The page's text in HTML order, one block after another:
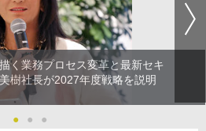
く業務プロセス変革と最新セキ
樹社長が2027年度戦略を説明
● ● ●